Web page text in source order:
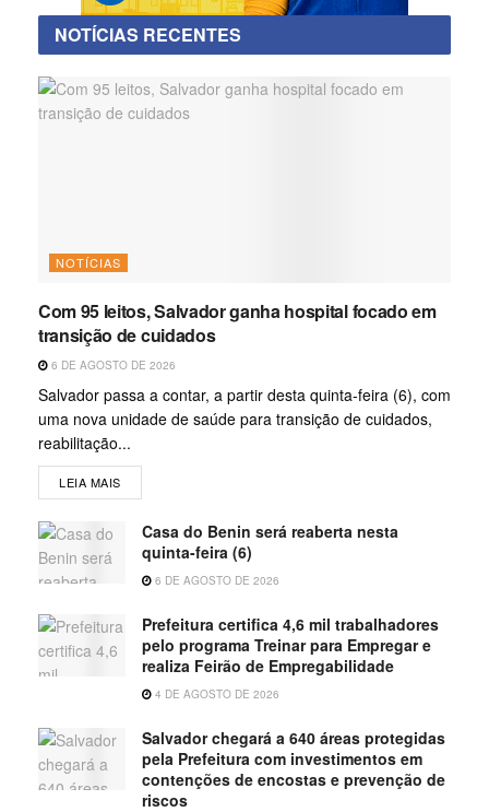
NOTÍCIAS RECENTES
NOTÍCIAS
Com 95 leitos, Salvador ganha hospital focado em
transição de cuidados
6 DE AGOSTO DE 2026
Salvador passa a contar, a partir desta quinta-feira (6), com
uma nova unidade de saúde para transição de cuidados,
reabilitação...
LEIA MAIS
Casa do Benin será reaberta nesta
quinta-feira (6)
6 DE AGOSTO DE 2026
Prefeitura certifica 4,6 mil trabalhadores
pelo programa Treinar para Empregar e
realiza Feirão de Empregabilidade
4 DE AGOSTO DE 2026
Salvador chegará a 640 áreas protegidas
pela Prefeitura com investimentos em
contenções de encostas e prevenção de
riscos